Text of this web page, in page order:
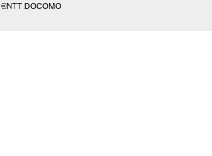
©NTT DOCOMO